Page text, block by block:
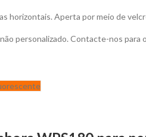
horizontais. Aperta por meio de
personalizado. Contacte-nos para